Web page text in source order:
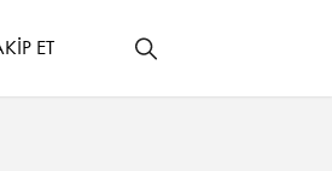
ET